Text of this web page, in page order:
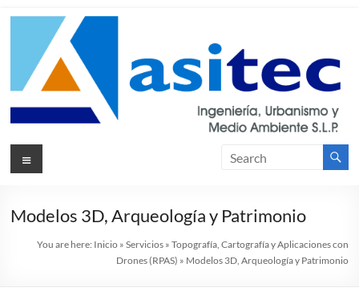
Skip
Asitec
Urbanismos
Ambiente
Menu
Modelos 3D, Arqueología y Patrimonio
You are here: Inicio » Servicios» Topografía, Cartografía y Aplicaciones con
Drones (RPAS) » Modelos 3D, Arqueología y Patrimonio